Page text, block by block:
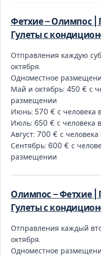
Фетхие – Олимпос |
Гулеты с
Отправления каждую
октября.
Одноместное
Май и октябрь: 450 € с
размещении
Июнь: 570 € с человека
Июль: 650 € с человека
Август: 700 € с
Сентябрь: 600 € с
размещении
Олимпос – Фетхие |
Гулеты с
Отправления каждый
октября.
Одноместное